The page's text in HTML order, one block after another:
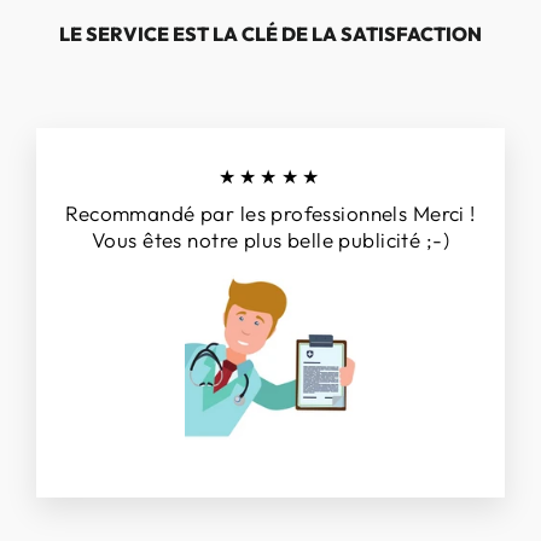
LE SERVICE EST LA CLÉ DE LA SATISFACTION
★★★★★
Recommandé par les professionnels Merci !
Vous êtes notre plus belle publicité ;-)